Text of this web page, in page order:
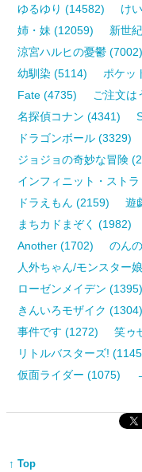
ゆるゆり (14582)
け
姉・妹 (12059)
新世
涼宮ハルヒの憂鬱 (7002)
幼馴染 (5114)
ポケッ
Fate (4735)
ご注文は
名探偵コナン (4341)
ドラゴンボール (3329)
ジョジョの奇妙な冒険
インフィニット・スト
ドラえもん (2159)
遊
まちカドまぞく (1982)
Another (1702)
のん
人外ちゃん/モンスター
ローゼンメイデン (1395)
きんいろモザイク (1304)
事件です (1272)
笑ゥ
リトルバスターズ!
仮面ライダー (1075)
↑ Top